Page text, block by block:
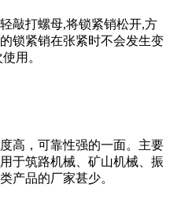
敲打螺母,将锁紧销松开,方
锁紧销在张紧时不会发生变
用。
高，可靠性强的一面。主要
于筑路机械、矿山机械、振
产品的厂家甚少。